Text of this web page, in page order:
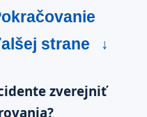
strane
↓
zverejniť